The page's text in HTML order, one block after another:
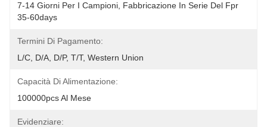
7-14 Giorni Per I Campioni, Fabbricazione In Serie Del Fpr
35-60days
Termini Di Pagamento:
L/C, D/A, D/P, T/T, Western Union
Capacità Di Alimentazione:
100000pcs Al Mese
Evidenziare: